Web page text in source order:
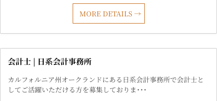
MORE DETAILS
会計士 | 日系会計事務所
カルフォルニア州オークランドにある日系会計事務所で会計士と
してご活躍いただける方を募集しておりま･･･